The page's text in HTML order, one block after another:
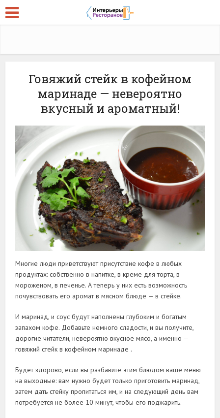
Говяжий стейк в кофейном
маринаде — невероятно
вкусный и ароматный!
Многие люди приветствуют присутствие кофе в любых
продуктах: собственно в напитке, в креме для торта, в
мороженом, в печенье. А теперь у них есть возможность
почувствовать его аромат в мясном блюде — в стейке.
И маринад, и соус будут наполнены глубоким и богатым
запахом кофе. Добавьте немного сладости, и вы получите,
дорогие читатели, невероятно вкусное мясо, а именно —
говяжий стейк в кофейном маринаде .
Будет здорово, если вы разбавите этим блюдом ваше меню
на выходные: вам нужно будет только приготовить маринад,
затем дать стейку пропитаться им, и на следующий день вам
потребуется не более 10 минут, чтобы его поджарить.